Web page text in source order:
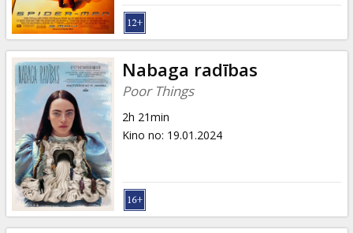
Nabaga radības
Poor Things
2h 21min
Kino no: 19.01.2024